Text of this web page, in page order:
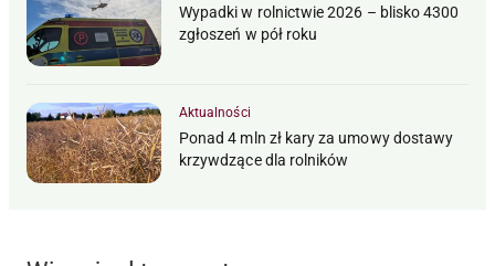
Wypadki w rolnictwie 2026 – blisko 4300
zgłoszeń w pół roku
Aktualności
Ponad 4 mln zł kary za umowy dostawy
krzywdzące dla rolników